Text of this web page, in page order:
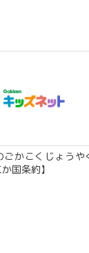
ごかこくじょうや
国条約】